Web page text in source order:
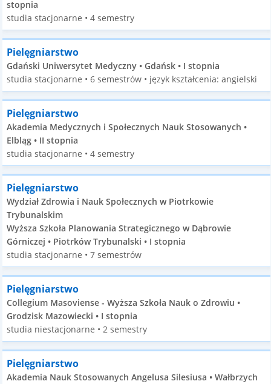
stopnia
studia stacjonarne • 4 semestry
Pielęgniarstwo
Gdański Uniwersytet Medyczny • Gdańsk • I stopnia
studia stacjonarne • 6 semestrów • język kształcenia: angielski
Pielęgniarstwo
Akademia Medycznych i Społecznych Nauk Stosowanych •
Elbląg • II stopnia
studia stacjonarne • 4 semestry
Pielęgniarstwo
Wydział Zdrowia i Nauk Społecznych w Piotrkowie
Trybunalskim
Wyższa Szkoła Planowania Strategicznego w Dąbrowie
Górniczej • Piotrków Trybunalski • I stopnia
studia stacjonarne • 7 semestrów
Pielęgniarstwo
Collegium Masoviense - Wyższa Szkoła Nauk o Zdrowiu •
Grodzisk Mazowiecki • I stopnia
studia niestacjonarne • 2 semestry
Pielęgniarstwo
Akademia Nauk Stosowanych Angelusa Silesiusa • Wałbrzych